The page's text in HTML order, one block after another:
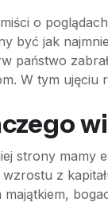
o
być jak
państwo
W tym ujęciu
strony mamy
z
majątkiem,